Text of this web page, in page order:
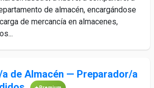
de almacén, encargándose
de mercancía en almacenes,
de Almacén — Preparador/a